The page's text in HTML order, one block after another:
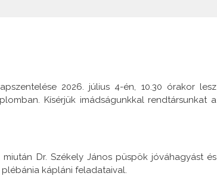
2026. július 4-én, 10.30 órakor lesz
Kísérjük imádságunkkal rendtársunkat a
miután Dr. Székely János püspök jóváhagyást és
kápláni feladataival.